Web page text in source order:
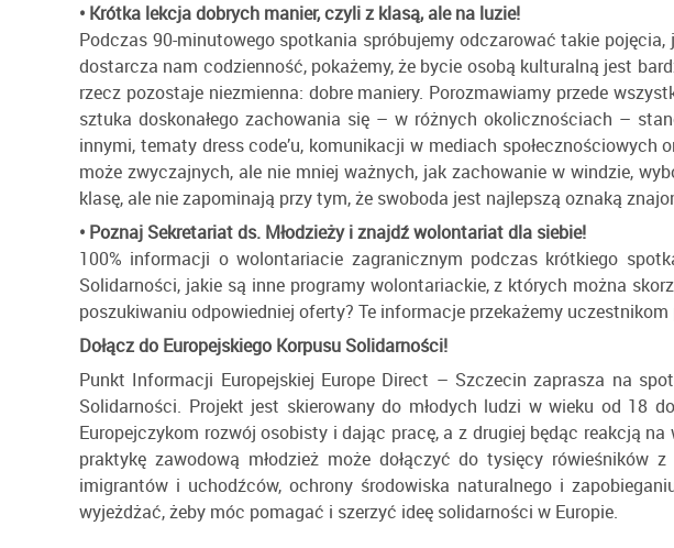
• Krótka lekcja dobrych manier, czyli z klasą, ale na luzie!
Podczas 90-minutowego spotkania spróbujemy odczarować takie pojęcia,
dostarcza nam codzienność, pokażemy, że bycie osobą kulturalną jest
rzecz pozostaje niezmienna: dobre maniery. Porozmawiamy przede
sztuka doskonałego zachowania się – w różnych okolicznościach –
innymi, tematy dress code’u, komunikacji w mediach
może zwyczajnych, ale nie mniej ważnych, jak zachowanie w windzie,
klasę, ale nie zapominają przy tym, że swoboda jest najlepszą oznaką
• Poznaj Sekretariat ds. Młodzieży i znajdź wolontariat dla siebie!
100% informacji o wolontariacie zagranicznym podczas krótkiego
Solidarności, jakie są inne programy wolontariackie, z których można
poszukiwaniu odpowiedniej oferty? Te informacje przekażemy
Dołącz do Europejskiego Korpusu Solidarności!
Punkt Informacji Europejskiej Europe Direct – Szczecin zaprasza na
Solidarności. Projekt jest skierowany do młodych ludzi w wieku od 18
Europejczykom rozwój osobisty i dając pracę, a z drugiej będąc reakcją
praktykę zawodową młodzież może dołączyć do tysięcy
imigrantów i uchodźców, ochrony środowiska naturalnego i
wyjeżdżać, żeby móc pomagać i szerzyć ideę solidarności w Europie.